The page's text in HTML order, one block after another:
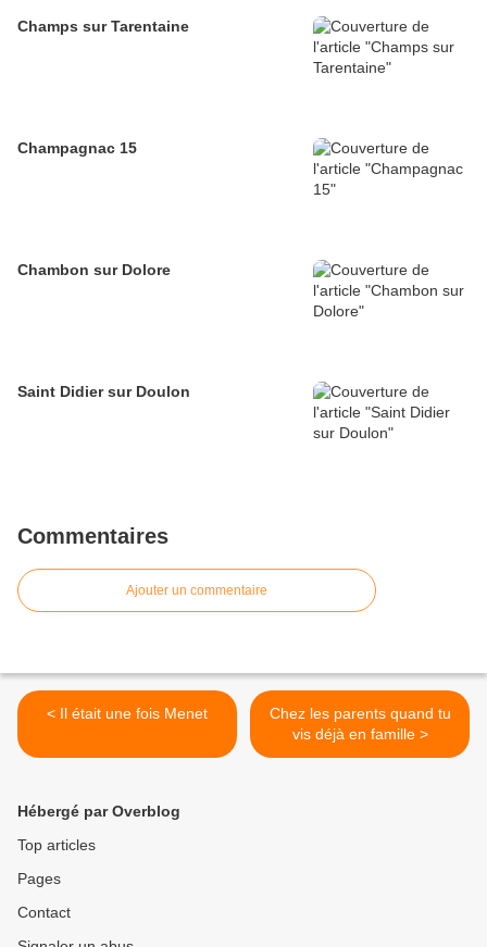
Champs sur Tarentaine
Champagnac 15
Chambon sur Dolore
Saint Didier sur Doulon
Commentaires
Ajouter un commentaire
< Il était une fois Menet
Chez les parents quand tu
vis déjà en famille >
Hébergé par Overblog
Top articles
Pages
Contact